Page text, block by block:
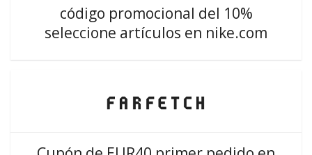
código promocional del 10%
seleccione artículos en nike.com